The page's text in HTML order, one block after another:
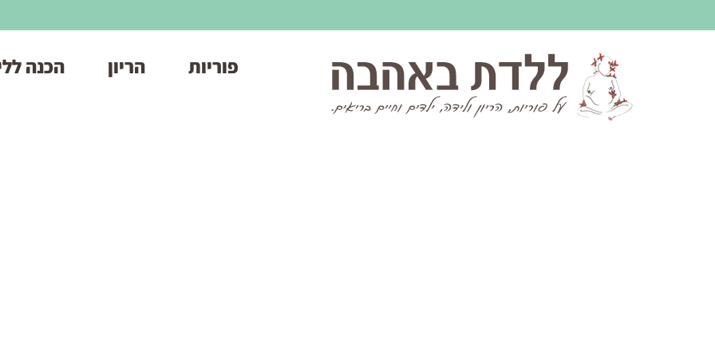
פוריות הריון הכנה